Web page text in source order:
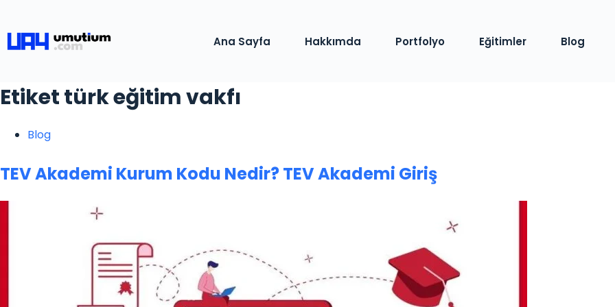
Ana Sayfa Hakkımda Portfolyo Eğitimler Blog
Etikettürk eğitim vakfı
Blog
TEV Akademi Kurum Kodu Nedir? TEV Akademi Giriş